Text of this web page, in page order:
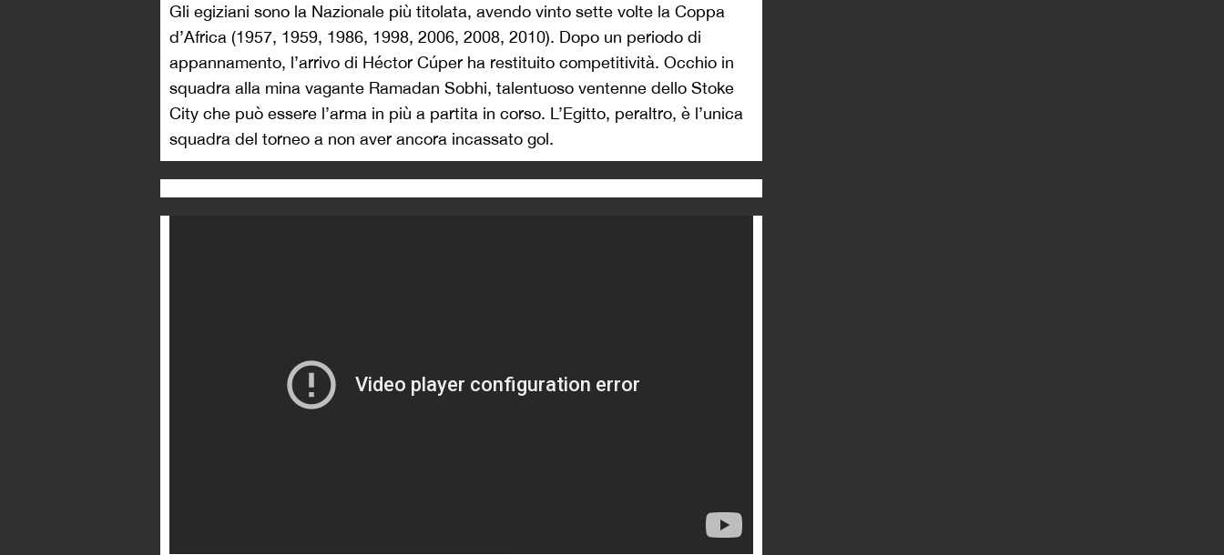
Gli egiziani sono la Nazionale più titolata, avendo vinto sette volte la Coppa
d’Africa (1957, 1959, 1986, 1998, 2006, 2008, 2010). Dopo un periodo di
appannamento, l’arrivo di Héctor Cúper ha restituito competitività. Occhio in
squadra alla mina vagante Ramadan Sobhi, talentuoso ventenne dello Stoke
City che può essere l’arma in più a partita in corso. L’Egitto, peraltro, è l’unica
squadra del torneo a non aver ancora incassato gol.